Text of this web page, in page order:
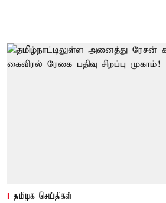
தமிழக செய்திகள்